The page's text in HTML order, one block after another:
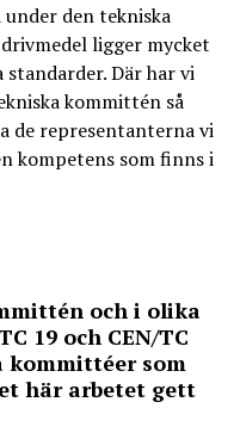
den tekniska
ligger mycket
Där har vi
kommittén så
de representanterna vi
kompetens som finns i
och i olika
19 och CEN/TC
kommittéer som
här arbetet gett